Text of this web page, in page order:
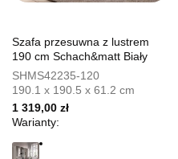
Szafa przesuwna z lustrem
190 cm Schach&matt Biały
SHMS42235-120
190.1 x 190.5 x 61.2 cm
1 319,00 zł
Warianty: